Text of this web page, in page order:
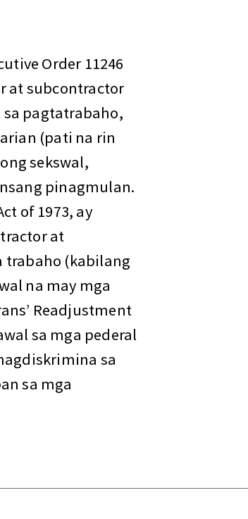
Order 11246
at subcontractor
pagtatrabaho,
(pati na rin
sekswal,
pinagmulan.
of 1973, ay
at
trabaho (kabilang
na may mga
Readjustment
sa mga pederal
sa
sa mga